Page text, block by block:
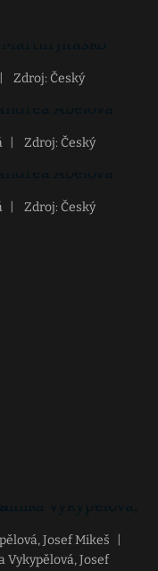
Zdroj: Český
Zdroj: Český
Zdroj: Český
Josef Mikeš
Vykypělová, Josef